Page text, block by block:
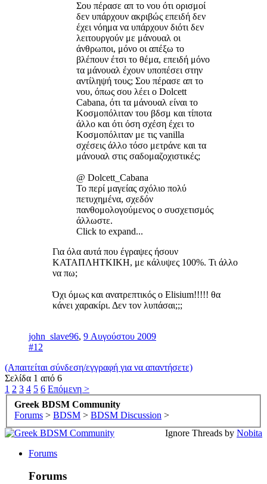
Σου πέρασε απ το νου ότι ορισμοί
δεν υπάρχουν ακριβώς επειδή δεν
έχει νόημα να υπάρχουν διότι δεν
λειτουργούν με μάνουαλ οι
άνθρωποι, μόνο οι απέξω το
βλέπουν έτσι το θέμα, επειδή μόνο
τα μάνουαλ έχουν υποπέσει στην
αντίληψή τους; Σου πέρασε απ το
νου, όπως σου λέει ο Dolcett
Cabana, ότι τα μάνουαλ είναι το
Κοσμοπόλιταν του βδσμ και τίποτα
άλλο και ότι όση σχέση έχει το
Κοσμοπόλιταν με τις vanilla
σχέσεις άλλο τόσο μετράνε και τα
μάνουαλ στις σαδομαζοχιστικές;
@ Dolcett_Cabana
Το περί μαγείας σχόλιο πολύ
πετυχημένα, σχεδόν
πανθομολογούμενος ο συσχετισμός
άλλωστε.
Click to expand...
Για όλα αυτά που έγραψες ήσουν
ΚΑΤΑΠΛΗΤΚΙΚΗ, με κάλυψες 100%. Τι άλλο
να πω;
Όχι όμως και ανατρεπτικός ο Elisium!!!!! θα
κάνει χαρακίρι. Δεν τον λυπάσαι;;;
john_slave96, 9 Αυγούστου 2009
#12
(Απαιτείται σύνδεση/εγγραφή για να απαντήσετε)
Σελίδα 1 από 6
1 2 3 4 5 6 Επόμενη >
Greek BDSM Community
Forums > BDSM > BDSM Discussion >
Ignore Threads by Nobita
Forums
Forums